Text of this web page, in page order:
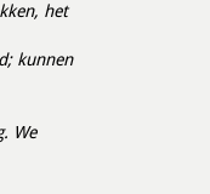
het
kunnen
We